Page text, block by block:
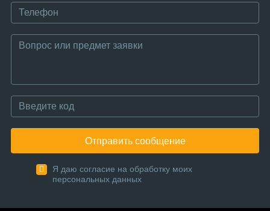
Отправить сообщение
Я даю согласие на обработку моих
персональных данных